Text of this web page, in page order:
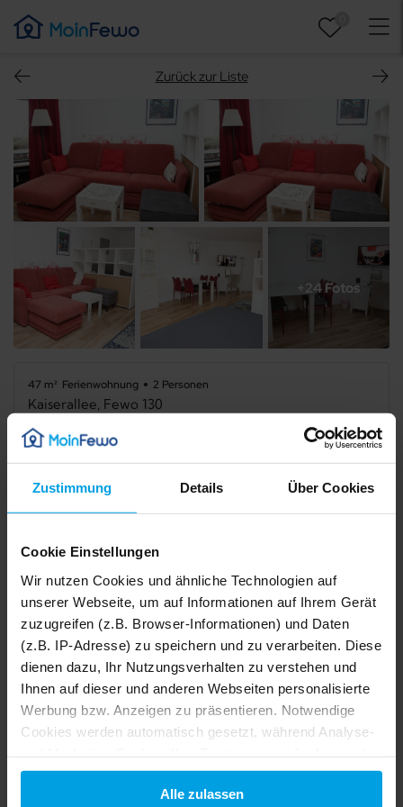
Zustimmung Details Über Cookies
Cookie Einstellungen
Wir nutzen Cookies und ähnliche Technologien auf
unserer Webseite, um auf Informationen auf Ihrem Gerät
zuzugreifen (z.B. Browser-Informationen) und Daten
(z.B. IP-Adresse) zu speichern und zu verarbeiten. Diese
dienen dazu, Ihr Nutzungsverhalten zu verstehen und
Ihnen auf dieser und anderen Webseiten personalisierte
Werbung bzw. Anzeigen zu präsentieren. Notwendige
Cookies werden automatisch gesetzt, während Analyse-
auch außerhalb der EU/EWR, z.B. in den USA,
verarbeitet werden, wo Ihre Daten nicht mit den gleichen
Alle zulassen
Zurück zur Liste
+24 Fotos
47 m² Ferienwohnung 2 Personen
Kaiserallee, Fewo 130
5,0 1 Bewertung
Verfügbarkeit prüfen
Internet Meerblick
Haustiere nicht erlaubt
Beschreibung
Ausstattung
1/24
2/24
3/24
4/24
7/24
9/24
10/24